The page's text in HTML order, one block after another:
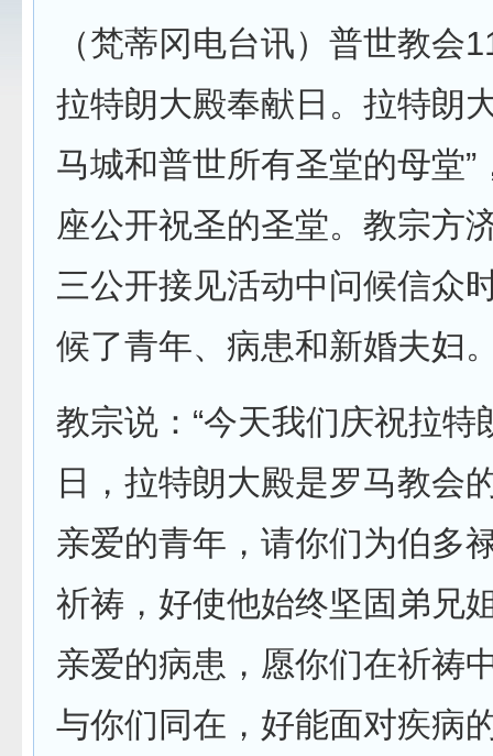
（梵蒂冈电台讯）普世教会
拉特朗大殿奉献日。拉特朗
马城和普世所有圣堂的母堂”
座公开祝圣的圣堂。教宗方
三公开接见活动中问候信众
候了青年、病患和新婚夫妇
教宗说：“今天我们庆祝拉特
日，拉特朗大殿是罗马教会
亲爱的青年，请你们为伯多
祈祷，好使他始终坚固弟兄
亲爱的病患，愿你们在祈祷
与你们同在，好能面对疾病